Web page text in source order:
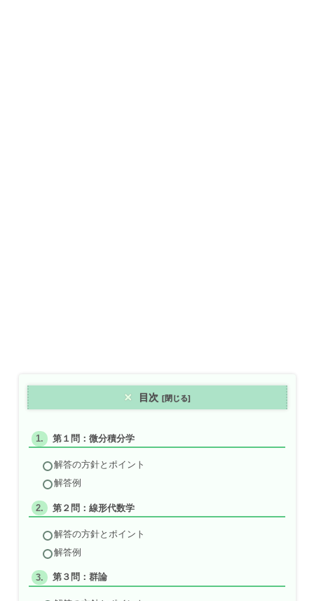
目次
第１問：微分積分学
解答の方針とポイント
解答例
第２問：線形代数学
解答の方針とポイント
解答例
第３問：群論